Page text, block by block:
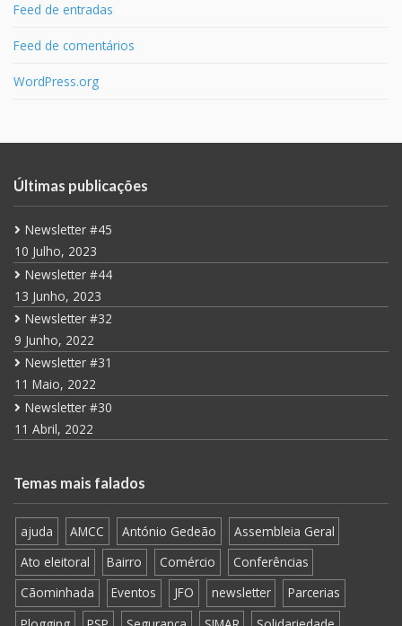
Feed de entradas
Feed de comentários
WordPress.org
Últimas publicações
Newsletter #45
10 Julho, 2023
Newsletter #44
13 Junho, 2023
Newsletter #32
9 Junho, 2022
Newsletter #31
11 Maio, 2022
Newsletter #30
11 Abril, 2022
Temas mais falados
ajuda AMCC António Gedeão
Assembleia Geral
Ato eleitoral
Bairro Comércio
Conferências
Cãominhada
Eventos JFO newsletter
Parcerias